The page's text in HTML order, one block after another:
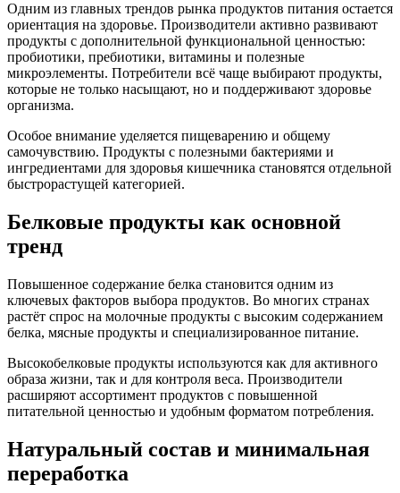
Одним из главных трендов рынка продуктов питания остается
ориентация на здоровье. Производители активно развивают
продукты с дополнительной функциональной ценностью:
пробиотики, пребиотики, витамины и полезные
микроэлементы. Потребители всё чаще выбирают продукты,
которые не только насыщают, но и поддерживают здоровье
организма.
Особое внимание уделяется пищеварению и общему
самочувствию. Продукты с полезными бактериями и
ингредиентами для здоровья кишечника становятся отдельной
быстрорастущей категорией.
Белковые продукты как основной
тренд
Повышенное содержание белка становится одним из
ключевых факторов выбора продуктов. Во многих странах
растёт спрос на молочные продукты с высоким содержанием
белка, мясные продукты и специализированное питание.
Высокобелковые продукты используются как для активного
образа жизни, так и для контроля веса. Производители
расширяют ассортимент продуктов с повышенной
питательной ценностью и удобным форматом потребления.
Натуральный состав и минимальная
переработка